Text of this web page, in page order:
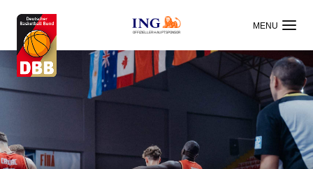
OFFIZIELLER HAUPTSPONSOR